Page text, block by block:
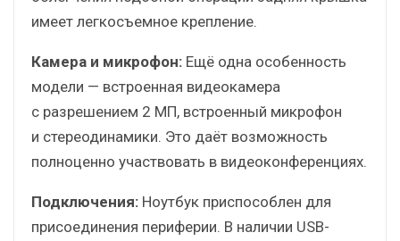
имеет легкосъемное крепление.
Камера и микрофон: Ещё одна особенность
модели — встроенная видеокамера
с разрешением 2 МП, встроенный микрофон
и стереодинамики. Это даёт возможность
полноценно участвовать в видеоконференциях.
Подключения: Ноутбук приспособлен для
присоединения периферии. В наличии USB-